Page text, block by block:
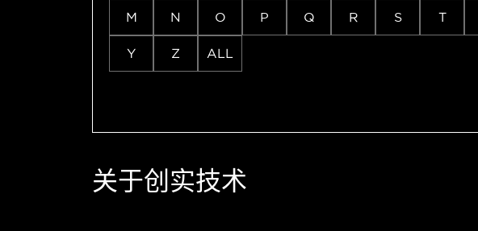
M N O P Q R S T
Y Z ALL
关于创实技术